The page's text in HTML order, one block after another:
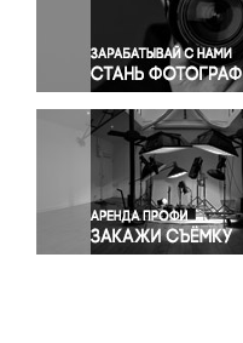
Правосудие
Происшествия и
Религия
Светская жизнь
Спорт
Экология
Экономика и